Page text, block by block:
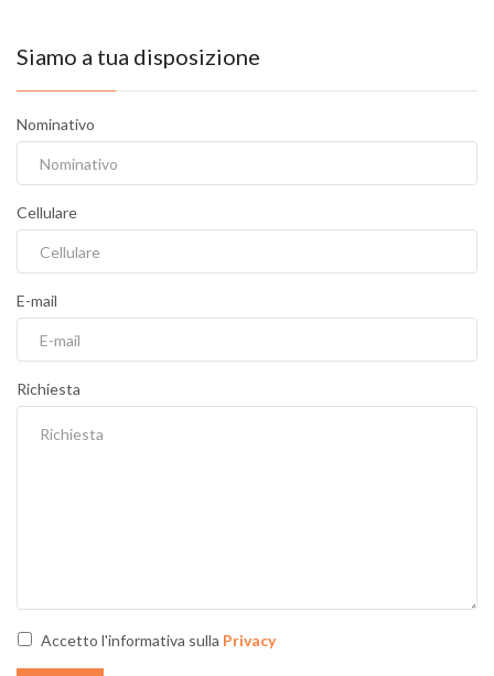
Siamo a tua disposizione
Nominativo
Cellulare
E-mail
Richiesta
Accetto l'informativa sulla Privacy